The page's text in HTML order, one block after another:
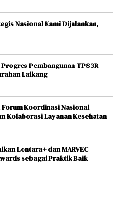
Nasional Kami Dijalankan,
Pembangunan TPS3R
Laikang
Koordinasi Nasional
Kolaborasi Layanan Kesehatan
Lontara+ dan MARVEC
sebagai Praktik Baik